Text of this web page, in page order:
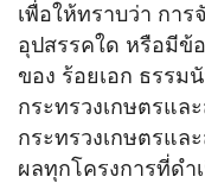
เพื่อให้ทราบว่า กา
อุปสรรคใด หรือมีข้
ของ ร้อยเอก ธรรม
กระทรวงเกษตรแ
กระทรวงเกษตรแ
ผลทุกโครงการที่ดำ